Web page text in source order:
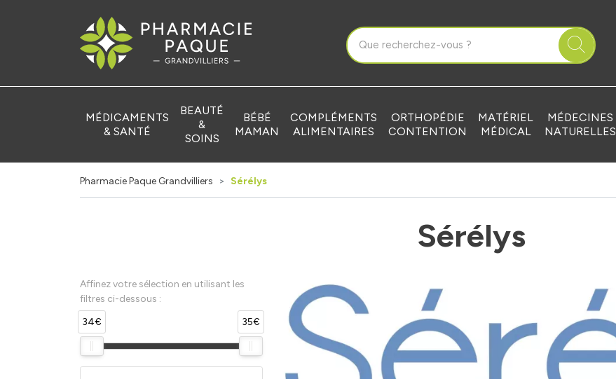
Pharmacie Paque Grandvilliers Votre pharmacie en ligne à votre service
MÉDICAMENTS
& SANTÉ
BEAUTÉ
&
SOINS
BÉBÉ
MAMAN
COMPLÉMENTS
ALIMENTAIRES
ORTHOPÉDIE
CONTENTION
MATÉRIEL
MÉDICAL
MÉDECINES
NATURELLES
Pharmacie Paque Grandvilliers Sérélys
Sérélys
Affinez votre sélection en utilisant les
filtres ci-dessous :
34€
35€